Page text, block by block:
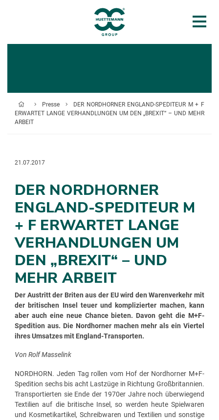
Presse
DER NORDHORNER ENGLAND-SPEDITEUR M + F
ERWARTET LANGE VERHANDLUNGEN UM DEN „BREXIT“ – UND MEHR
ARBEIT
21.07.2017
DER NORDHORNER
ENGLAND-SPEDITEUR M
+ F ERWARTET LANGE
VERHANDLUNGEN UM
DEN „BREXIT“ – UND
MEHR ARBEIT
Der Austritt der Briten aus der EU wird den Warenverkehr mit
der britischen Insel teuer und komplizierter machen, kann
aber auch eine neue Chance bieten. Davon geht die M+F-
Spedition aus. Die Nordhorner machen mehr als ein Viertel
ihres Umsatzes mit England-Transporten.
Von Rolf Masselink
NORDHORN. Jeden Tag rollen vom Hof der Nordhorner M+F-
Spedition sechs bis acht Lastzüge in Richtung Großbritannien.
Transportierten sie Ende der 1970er Jahre noch überwiegend
Textilien auf die britische Insel, so werden heute Spielwaren
und Kosmetikartikel, Schreibwaren und Textilien und sonstige